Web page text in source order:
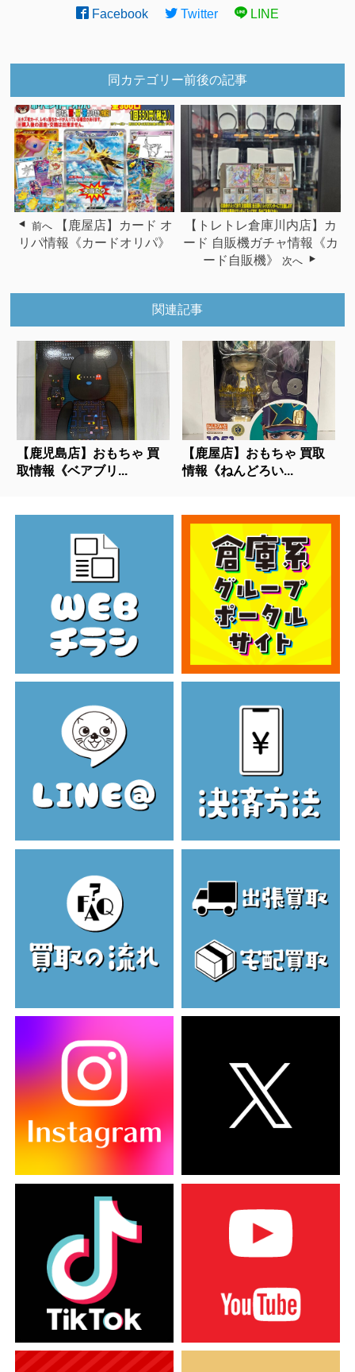
Facebook Twitter LINE
同カテゴリー前後の記事
前へ
【鹿屋店】カード オ
リパ情報《カードオリパ》
【トレトレ倉庫川内店】カ
ード 自販機ガチャ情報《カ
ード自販機》
次へ
関連記事
【鹿児島店】おもちゃ 買
取情報《ベアブリ...
【鹿屋店】おもちゃ 買取
情報《ねんどろい...